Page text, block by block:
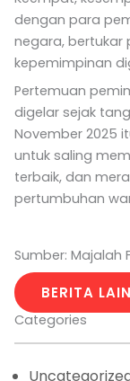
dengan para
negara, bertukar
kepemimpinan
Pertemuan
digelar sejak
November 2025
untuk saling
terbaik, dan
pertumbuhan
Sumber: Majalah
BERITA
Categories